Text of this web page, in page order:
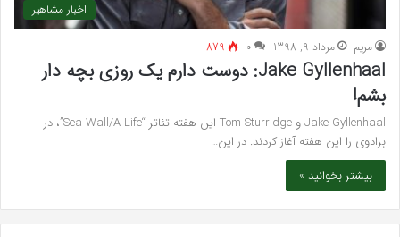
اخبار مشاهیر
مريم مرداد 9, 1398 ۰ 879
Jake Gyllenhaal: دوست دارم یک روزی بچه دار
بشم!
Jake Gyllenhaal و Tom Sturridge این هفته تئاتر “Sea Wall/A Life”، در
برادوی را این هفته آغاز کردند. در این…
بیشتر بخوانید »